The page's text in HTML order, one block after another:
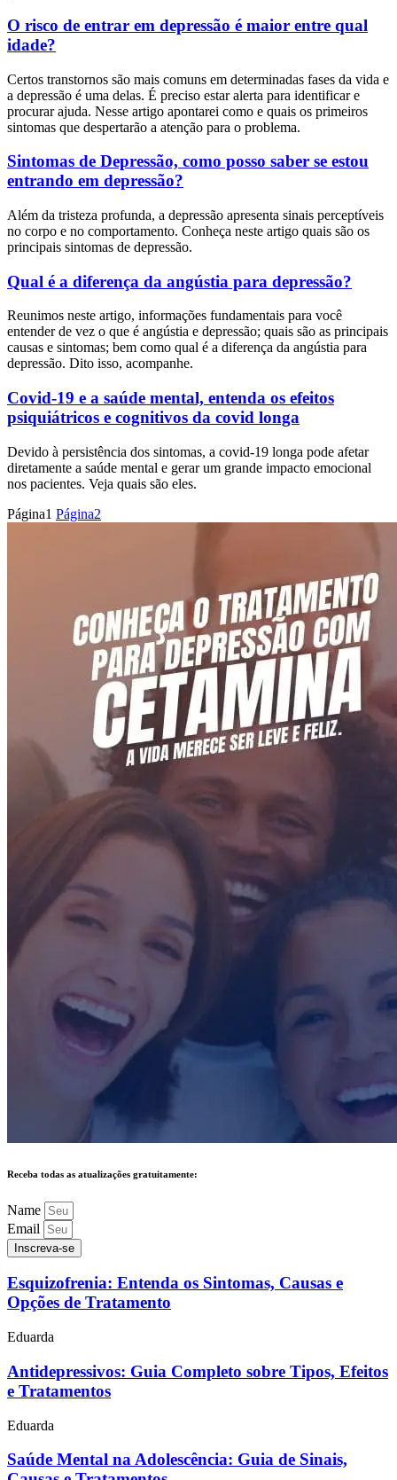
O risco de entrar em depressão é maior entre qual
idade?
Certos transtornos são mais comuns em determinadas fases da vida e
a depressão é uma delas. É preciso estar alerta para identificar e
procurar ajuda. Nesse artigo apontarei como e quais os primeiros
sintomas que despertarão a atenção para o problema.
Sintomas de Depressão, como posso saber se estou
entrando em depressão?
Além da tristeza profunda, a depressão apresenta sinais perceptíveis
no corpo e no comportamento. Conheça neste artigo quais são os
principais sintomas de depressão.
Qual é a diferença da angústia para depressão?
Reunimos neste artigo, informações fundamentais para você
entender de vez o que é angústia e depressão; quais são as principais
causas e sintomas; bem como qual é a diferença da angústia para
depressão. Dito isso, acompanhe.
Covid-19 e a saúde mental, entenda os efeitos
psiquiátricos e cognitivos da covid longa
Devido à persistência dos sintomas, a covid-19 longa pode afetar
diretamente a saúde mental e gerar um grande impacto emocional
nos pacientes. Veja quais são eles.
Página1 Página2
Receba todas as atualizações gratuitamente:
Name
Email
Inscreva-se
Esquizofrenia: Entenda os Sintomas, Causas e
Opções de Tratamento
Eduarda
Antidepressivos: Guia Completo sobre Tipos, Efeitos
e Tratamentos
Eduarda
Saúde Mental na Adolescência: Guia de Sinais,